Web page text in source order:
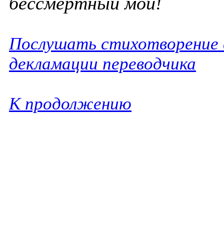
Послушать стихотворение
декламации переводчика
К продолжению